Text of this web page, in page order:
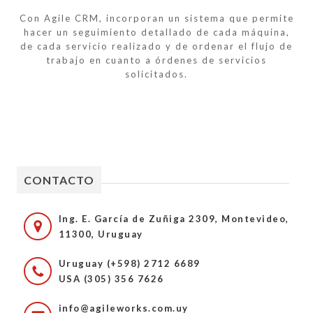
Con Agile CRM, incorporan un sistema que permite
hacer un seguimiento detallado de cada máquina,
de cada servicio realizado y de ordenar el flujo de
trabajo en cuanto a órdenes de servicios
solicitados.
CONTACTO
Ing. E. García de Zuñiga 2309, Montevideo,
11300, Uruguay
Uruguay (+598) 2712 6689
USA (305) 356 7626
info@agileworks.com.uy